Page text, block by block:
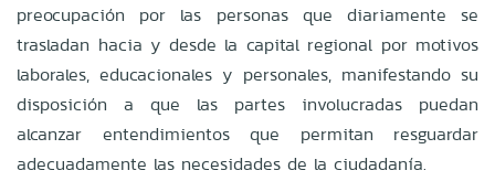
preocupación por las personas que diariamente se
trasladan hacia y desde la capital regional por motivos
laborales, educacionales y personales, manifestando su
disposición a que las partes involucradas puedan
alcanzar entendimientos que permitan resguardar
adecuadamente las necesidades de la ciudadanía.